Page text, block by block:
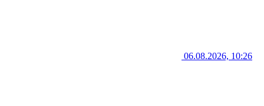
06.08.2026, 10:26